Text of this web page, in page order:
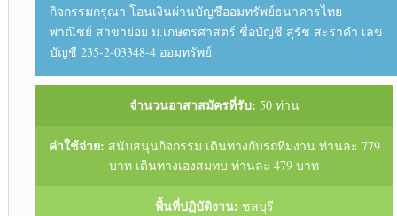
กิจกรรมกรุณา โอนเงินผ่านบัญชีออมทรัพย์ธนาคารไทย
พาณิชย์ สาขาย่อย ม.เกษตรศาสตร์ ชื่อบัญชี สุรัช สะราคำ เลข
บัญชี 235-2-03348-4 ออมทรัพย์
จำนวนอาสาสมัครที่รับ: 50 ท่าน
ค่าใช้จ่าย: สนับสนุนกิจกรรม เดินทางกับรถทีมงาน ท่านละ 779
บาท เดินทางเองสมทบ ท่านละ 479 บาท
พื้นที่ปฏิบัติงาน: ชลบุรี